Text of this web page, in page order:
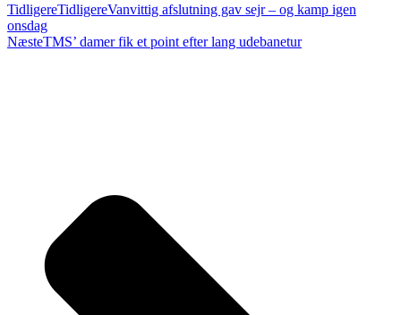
TidligereTidligereVanvittig afslutning gav sejr – og kamp igen
onsdag
NæsteTMS’ damer fik et point efter lang udebanetur